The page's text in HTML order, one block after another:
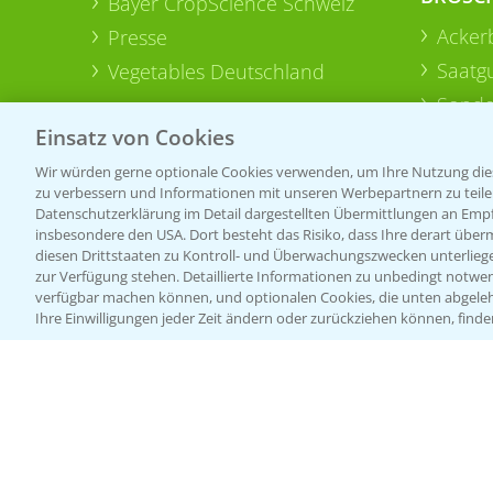
Presse
Vegetables Deutschland
Einsatz von Cookies
Wir würden gerne optionale Cookies verwenden, um Ihre Nutzung
zu verbessern und Informationen mit unseren Werbepartnern zu
Datenschutzerklärung im Detail dargestellten Übermittlungen an
insbesondere den USA. Dort besteht das Risiko, dass Ihre derart
diesen Drittstaaten zu Kontroll- und Überwachungszwecken
zur Verfügung stehen. Detaillierte Informationen zu unbedingt
verfügbar machen können, und optionalen Cookies, die unten
Ihre Einwilligungen jeder Zeit ändern oder zurückziehen können,